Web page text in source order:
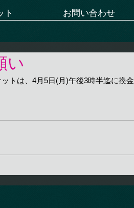
ト お問い合わせ
い
トは、4月5日(月)午後3時半迄に換